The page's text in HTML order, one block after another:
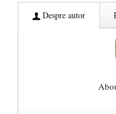
Despre autor